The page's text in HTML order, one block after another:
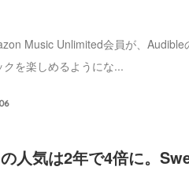
Music Unlimited会員が、Audible
を楽しめるようにな...
人気は2年で4倍に。